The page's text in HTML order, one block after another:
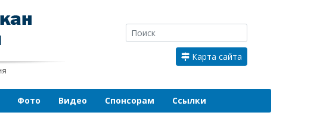
Карта сайта
Фото Видео Спонсорам Ссылки